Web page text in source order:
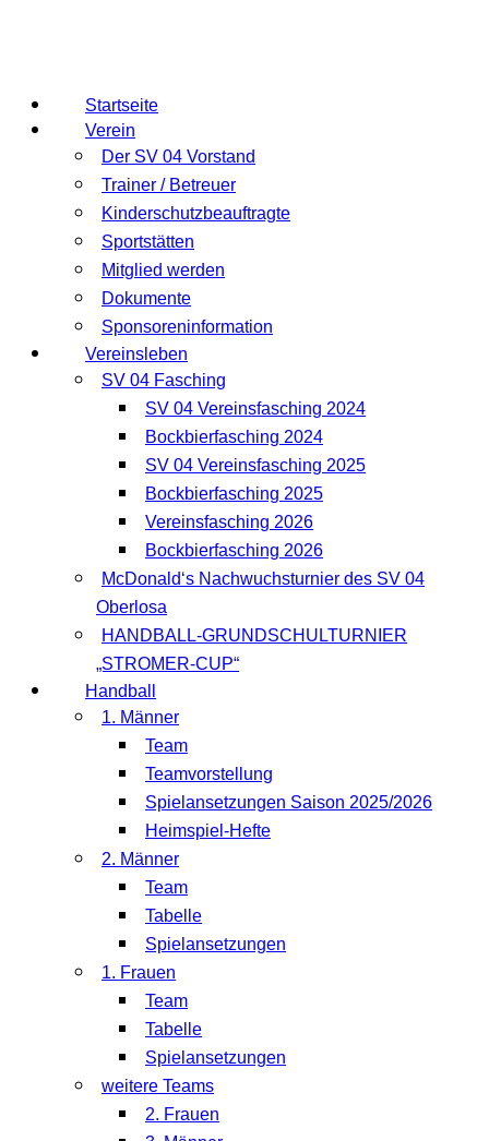
Startseite
Verein
Der SV 04 Vorstand
Trainer / Betreuer
Kinderschutzbeauftragte
Sportstätten
Mitglied werden
Dokumente
Sponsoreninformation
Vereinsleben
SV 04 Fasching
SV 04 Vereinsfasching 2024
Bockbierfasching 2024
SV 04 Vereinsfasching 2025
Bockbierfasching 2025
Vereinsfasching 2026
Bockbierfasching 2026
McDonald‘s Nachwuchsturnier des SV 04
Oberlosa
HANDBALL-GRUNDSCHULTURNIER
„STROMER-CUP“
Handball
1. Männer
Team
Teamvorstellung
Spielansetzungen Saison 2025/2026
Heimspiel-Hefte
2. Männer
Team
Tabelle
Spielansetzungen
1. Frauen
Team
Tabelle
Spielansetzungen
weitere Teams
2. Frauen